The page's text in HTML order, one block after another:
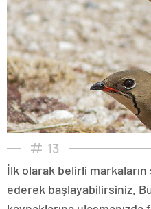
13
İlk olarak belirli
ederek başlayabilirsiniz.